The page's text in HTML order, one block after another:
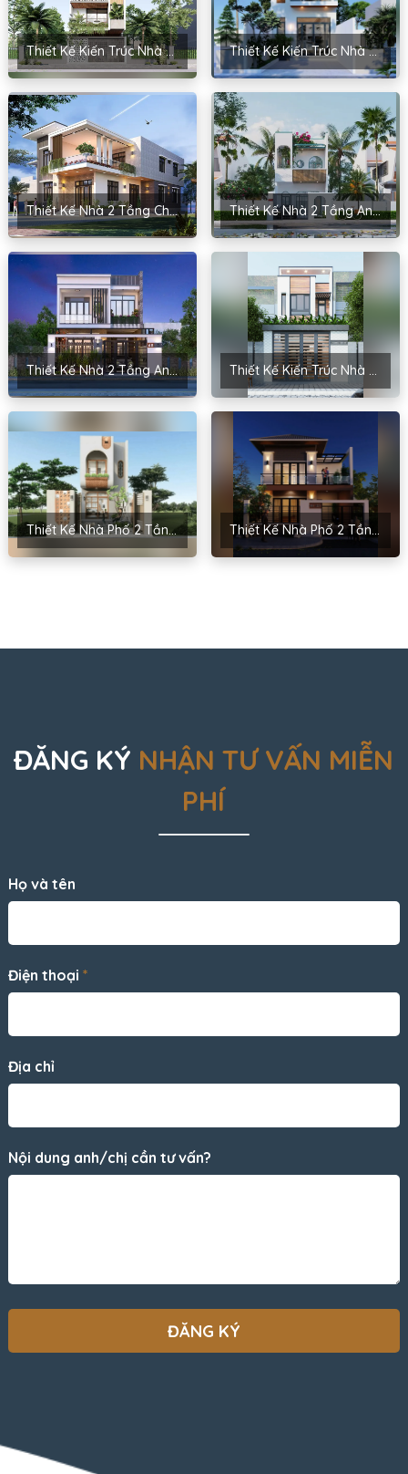
Thiết Kế Kiến Trúc Nhà 2 Tầng Anh Định – Thanh Hóa Thiết Kế Kiến Trúc Nhà 2 Tầng Cho Cô Huệ – Long Biên, Hà Nội
Thiết Kế Nhà 2 Tầng Cho Anh Quang – Tứ Kỳ, Hải Dương Thiết Kế Nhà 2 Tầng Anh Hải – Quảng Uyên, Cao Bằng
Thiết Kế Nhà 2 Tầng Anh Minh – Long Biên, Hà Nội Thiết Kế Kiến Trúc Nhà 2 Tầng Anh Nhật – Hoàng Mai, Hà Nội
Thiết Kế Nhà Phố 2 Tầng Cho Anh Thọ – Thủy Nguyên, Hải Phòng Thiết Kế Nhà Phố 2 Tầng Cho Anh Hưởng – Hạ Long, Quảng Ninh
ĐĂNG KÝ NHẬN TƯ VẤN MIỄN
PHÍ
Họ và tên
Điện thoại *
Địa chỉ
Nội dung anh/chị cần tư vấn?